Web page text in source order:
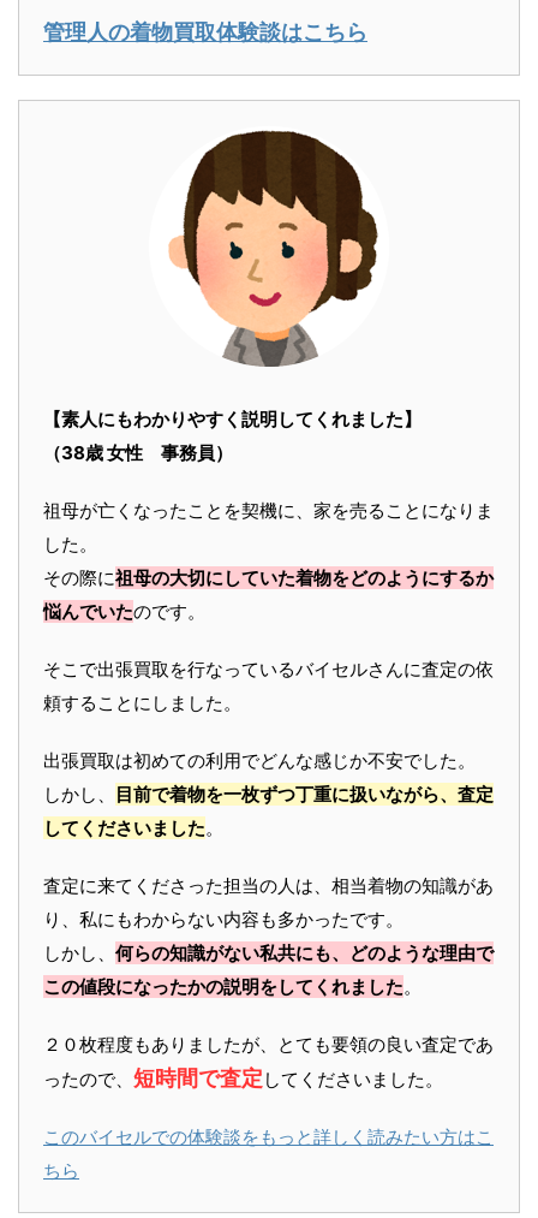
管理人の着物買取体験談はこちら
【素人にもわかりやすく説明してくれました】
（38歳 女性 事務員）
祖母が亡くなったことを契機に、家を売ることになりま
した。
その際に祖母の大切にしていた着物をどのようにするか
悩んでいたのです。
そこで出張買取を行なっているバイセルさんに査定の依
頼することにしました。
出張買取は初めての利用でどんな感じか不安でした。
しかし、
目前で着物を一枚ずつ丁重に扱いながら、査定
してくださいました。
査定に来てくださった担当の人は、相当着物の知識があ
り、私にもわからない内容も多かったです。
しかし、 何らの知識がない私共にも、どのような理由で
この値段になったかの説明をしてくれました。
２０枚程度もありましたが、とても要領の良い査定であ
ったので、 短時間で査定 してくださいました。
このバイセルでの体験談をもっと詳しく読みたい方はこ
ちら